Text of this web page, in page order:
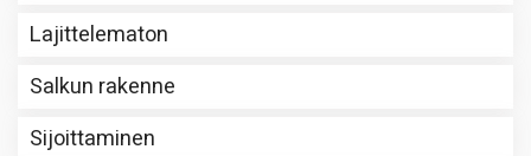
Lajittelematon
Salkun rakenne
Sijoittaminen